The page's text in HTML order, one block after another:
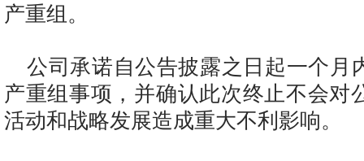
产重组。
公司承诺自公告披露之日起一个月
产重组事项，并确认此次终止不会对
活动和战略发展造成重大不利影响。